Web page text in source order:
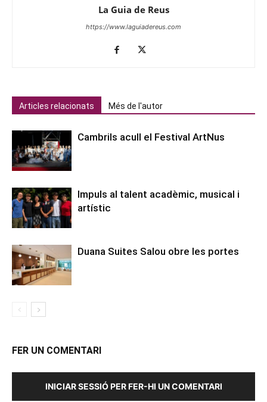
La Guia de Reus
https://www.laguiadereus.com
Articles relacionats Més de l'autor
Cambrils acull el Festival ArtNus
Impuls al talent acadèmic, musical i
artístic
Duana Suites Salou obre les portes
FER UN COMENTARI
INICIAR SESSIÓ PER FER-HI UN COMENTARI